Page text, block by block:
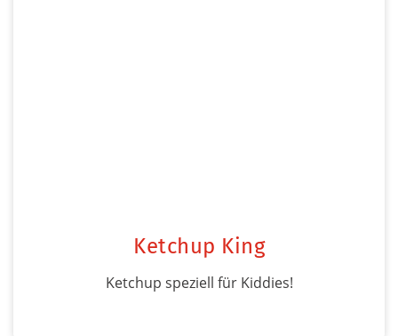
Ketchup King
Ketchup speziell für Kiddies!